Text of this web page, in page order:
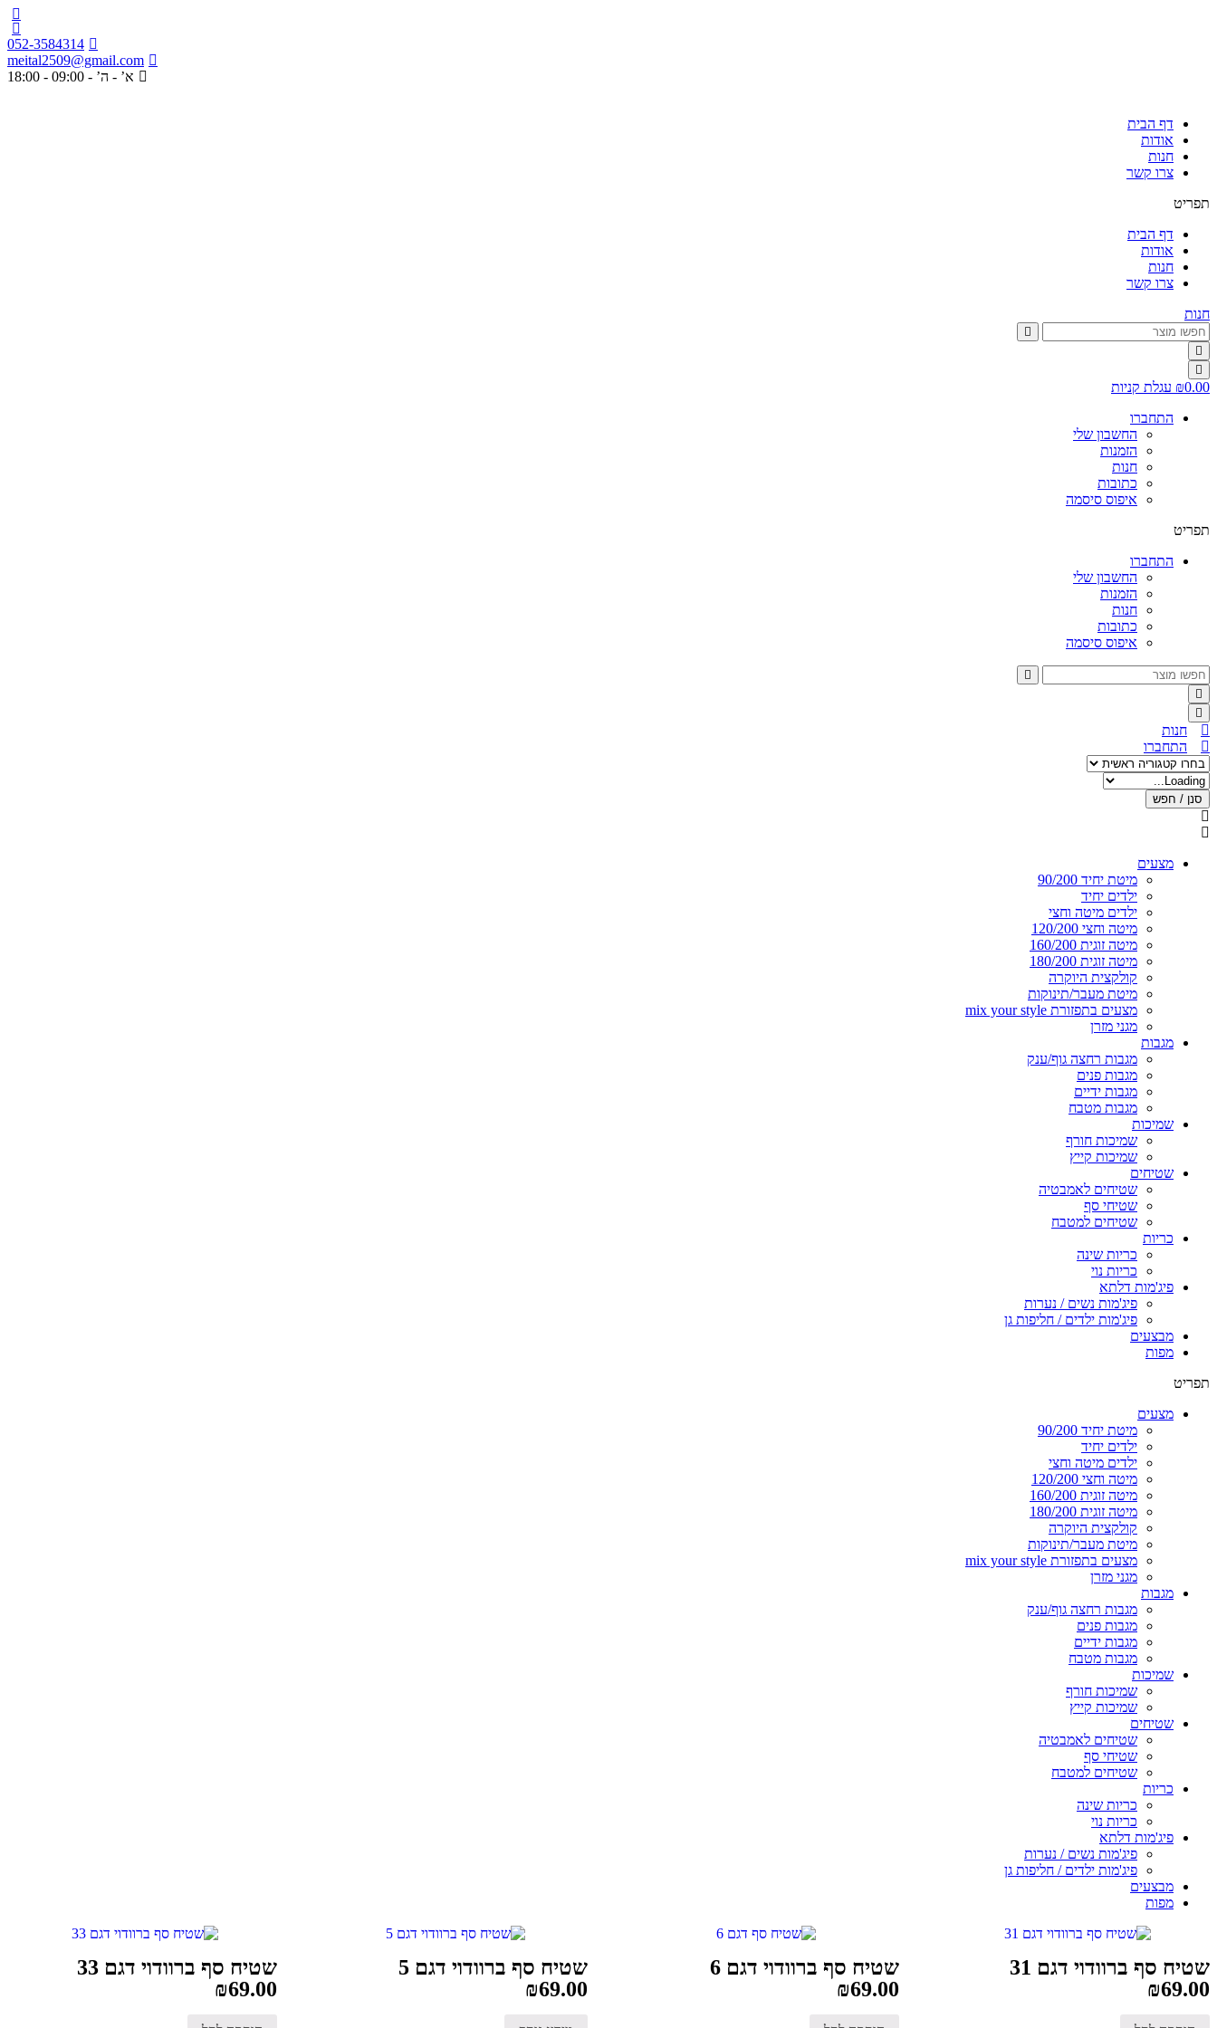
052-3584314
meital2509@gmail.com
א’ - ה’ - 09:00 - 18:00
דף הבית
אודות
חנות
צרו קשר
תפריט
דף הבית
אודות
חנות
צרו קשר
חנות
₪0.00
עגלת קניות
התחברו
החשבון שלי
הזמנות
חנות
כתובות
איפוס סיסמה
תפריט
התחברו
החשבון שלי
הזמנות
חנות
כתובות
איפוס סיסמה
חנות
התחברו
סנן / חפש
מצעים
מיטת יחיד 90/200
ילדים יחיד
ילדים מיטה וחצי
מיטה וחצי 120/200
מיטה זוגית 160/200
מיטה זוגית 180/200
קולקצית היוקרה
מיטת מעבר/תינוקות
מצעים בתפזורת mix your style
מגני מזרן
מגבות
מגבות רחצה גוף/ענק
מגבות פנים
מגבות ידיים
מגבות מטבח
שמיכות
שמיכות חורף
שמיכות קייץ
שטיחים
שטיחים לאמבטיה
שטיחי סף
שטיחים למטבח
כריות
כריות שינה
כריות נוי
פיג'מות דלתא
פיג'מות נשים / נערות
פיג'מות ילדים / חליפות גן
מבצעים
מפות
תפריט
מצעים
מיטת יחיד 90/200
ילדים יחיד
ילדים מיטה וחצי
מיטה וחצי 120/200
מיטה זוגית 160/200
מיטה זוגית 180/200
קולקצית היוקרה
מיטת מעבר/תינוקות
מצעים בתפזורת mix your style
מגני מזרן
מגבות
מגבות רחצה גוף/ענק
מגבות פנים
מגבות ידיים
מגבות מטבח
שמיכות
שמיכות חורף
שמיכות קייץ
שטיחים
שטיחים לאמבטיה
שטיחי סף
שטיחים למטבח
כריות
כריות שינה
כריות נוי
פיג'מות דלתא
פיג'מות נשים / נערות
פיג'מות ילדים / חליפות גן
מבצעים
מפות
שטיח סף ברוודוי דגם 31
₪69.00
שטיח סף ברוודוי דגם 6
₪69.00
שטיח סף ברוודוי דגם 5
₪69.00
שטיח סף ברוודוי דגם 33
₪69.00